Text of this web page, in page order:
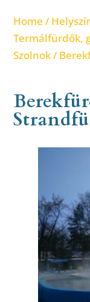
Home /
Termálfürdők,
Szolnok/